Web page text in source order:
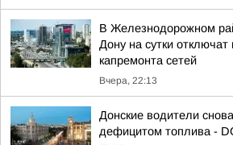
В Железнодорожном
Дону на сутки отключат
капремонта сетей
Вчера, 22:13
Донские водители
дефицитом топлива -